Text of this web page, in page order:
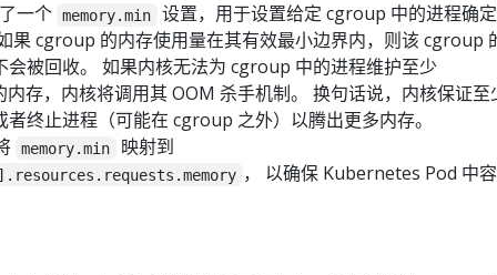
一个 memory.min
设置，用于设置给定 cgroup 中的进程确
果 cgroup 的内存使用量在其有效最小边界内，则该 cgroup
会被回收。 如果内核无法为 cgroup 中的进程维护至少
存，内核将调用其 OOM 杀手机制。 换句话说，内核保证至
终止进程（可能在 cgroup 之外）以腾出更多内存。
memory.min 映射到
， 以确保 Kubernetes Pod 中